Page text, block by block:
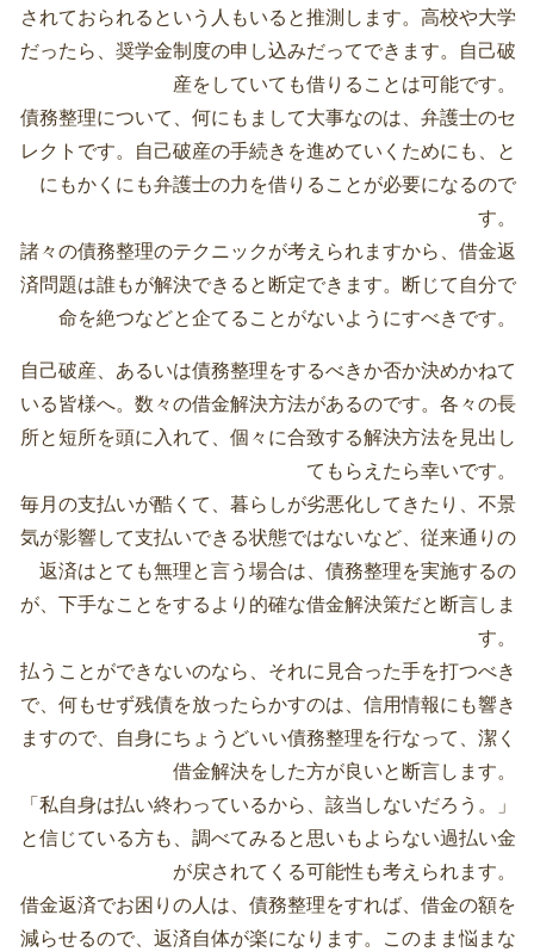
されておられるという人もいると推測します。高校や大学
だったら、奨学金制度の申し込みだってできます。自己破
産をしていても借りることは可能です。
債務整理について、何にもまして大事なのは、弁護士のセ
レクトです。自己破産の手続きを進めていくためにも、と
にもかくにも弁護士の力を借りることが必要になるので
す。
諸々の債務整理のテクニックが考えられますから、借金返
済問題は誰もが解決できると断定できます。断じて自分で
命を絶つなどと企てることがないようにすべきです。
自己破産、あるいは債務整理をするべきか否か決めかねて
いる皆様へ。数々の借金解決方法があるのです。各々の長
所と短所を頭に入れて、個々に合致する解決方法を見出し
てもらえたら幸いです。
毎月の支払いが酷くて、暮らしが劣悪化してきたり、不景
気が影響して支払いできる状態ではないなど、従来通りの
返済はとても無理と言う場合は、債務整理を実施するの
が、下手なことをするより的確な借金解決策だと断言しま
す。
払うことができないのなら、それに見合った手を打つべき
で、何もせず残債を放ったらかすのは、信用情報にも響き
ますので、自身にちょうどいい債務整理を行なって、潔く
借金解決をした方が良いと断言します。
「私自身は払い終わっているから、該当しないだろう。」
と信じている方も、調べてみると思いもよらない過払い金
が戻されてくる可能性も考えられます。
借金返済でお困りの人は、債務整理をすれば、借金の額を
減らせるので、返済自体が楽になります。このまま悩まな